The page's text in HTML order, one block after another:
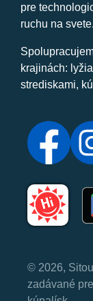
pre
ruchu na svete.
krajinách:
strediskami,
© 2026,
zadávané